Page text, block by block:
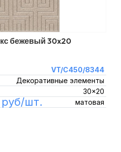
бежевый 30x20
VT/C450/8344
Декоративные элементы
30x20
матовая
руб/шт.